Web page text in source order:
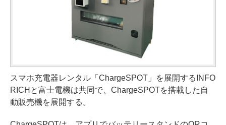
スマホ充電器レンタル「ChargeSPOT」を展開するINFO
RICHと富士電機は共同で、ChargeSPOTを搭載した自
動販売機を展開する。